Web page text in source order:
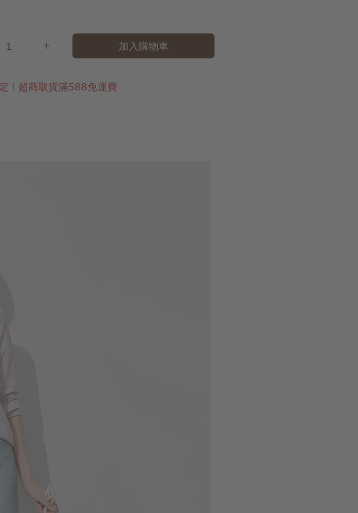
1 加入購物車
！超商取貨滿588免運費